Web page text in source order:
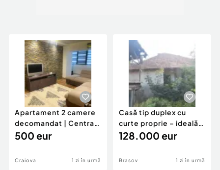
Apartament 2 camere
decomandat | Centrală
proprie | 60 mp |
500 eur
Craiova 1 zi în urmă
Casă tip duplex cu
curte proprie – ideală
pentru renovar
128.000 eur
Brasov 1 zi în urmă